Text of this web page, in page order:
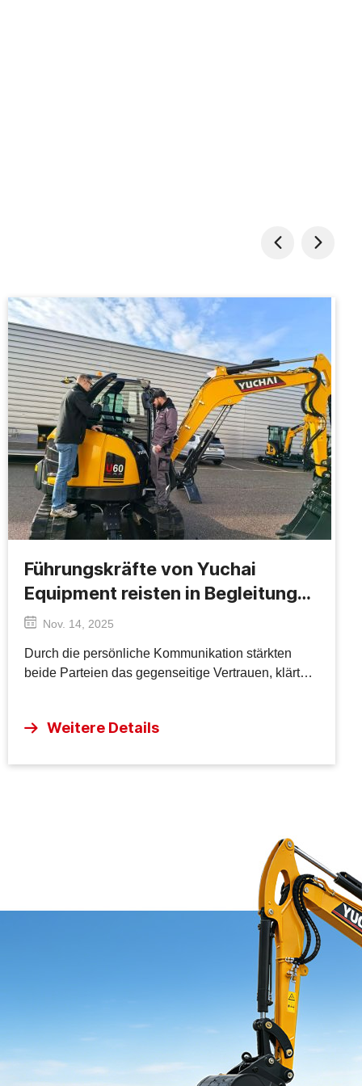
Führungskräfte von Yuchai
Equipment reisten in Begleitung
von Servicemitarbeitern und
Geschäftsverhandlungen nach
Nov. 14, 2025
Durch die persönliche Kommunikation stärkten
beide Parteien das gegenseitige Vertrauen, klärten
Weitere Details